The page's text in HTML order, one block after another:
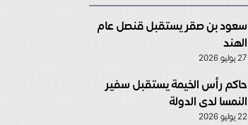
سعود بن صقر يستقبل قنصل عام
الهند
27 يوليو 2026
حاكم رأس الخيمة يستقبل سفير
النمسا لدى الدولة
22 يوليو 2026